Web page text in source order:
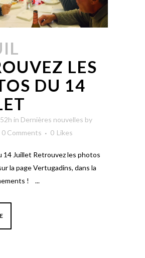
LES
DU 14
in Dernières nouvelles by
0 Comments 0 Likes
14 Juillet Retrouvez les photos
la page Vertugadins, dans la
! ...